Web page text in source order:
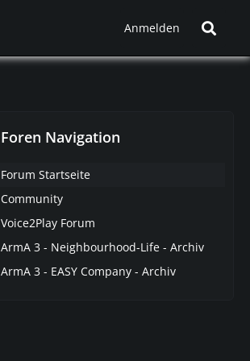
Anmelden
Foren Navigation
Forum Startseite
Community
Voice2Play Forum
ArmA 3 - Neighbourhood-Life - Archiv
ArmA 3 - EASY Company - Archiv